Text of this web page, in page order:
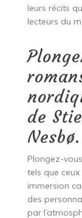
leurs récits
lecteurs du
de
Nesbø.
Plongez-
tels que
immersion
des
par